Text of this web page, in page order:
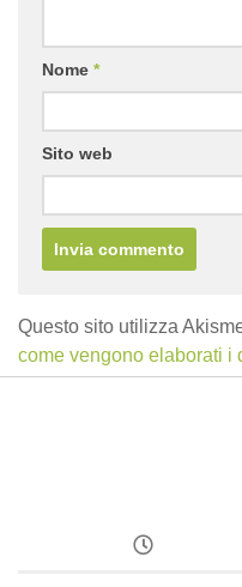
Nome *
Sito web
Questo sito utilizza
come vengono elaborati i